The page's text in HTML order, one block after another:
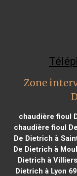
Zone
chaudière fioul
chaudière fioul
De Dietrich à
De Dietrich à
Dietrich à
Dietrich à Lyon